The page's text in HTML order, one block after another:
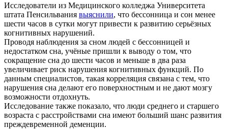
Исследователи из Медицинского колледжа Университета
штата Пенсильвания выяснили, что бессонница и сон менее
шести часов в сутки могут привести к развитию серьёзных
когнитивных нарушений.
Проводя наблюдения за сном людей с бессонницей и
недостатком сна, учёные пришли к выводу о том, что
сокращение сна до шести часов и меньше в два раза
увеличивает риск нарушения когнитивных функций. По
данным специалистов, такая корреляция связана с тем, что
нарушения сна делают его поверхностным и не дают мозгу
возможности отдохнуть.
Исследование также показало, что люди среднего и старшего
возраста с расстройствами сна имеют больший шанс развития
преждевременной деменции.